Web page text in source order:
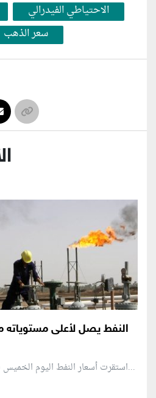
الاحتياطي الفيدرالي
سعر الذهب
النفط يصل لأعلى
استقرت أسعار النفط اليوم الخميس لتقترب من أعلى مستوى في...